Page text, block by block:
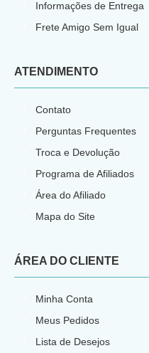
Informações de Entrega
Frete Amigo Sem Igual
ATENDIMENTO
Contato
Perguntas Frequentes
Troca e Devolução
Programa de Afiliados
Área do Afiliado
Mapa do Site
ÁREA DO CLIENTE
Minha Conta
Meus Pedidos
Lista de Desejos